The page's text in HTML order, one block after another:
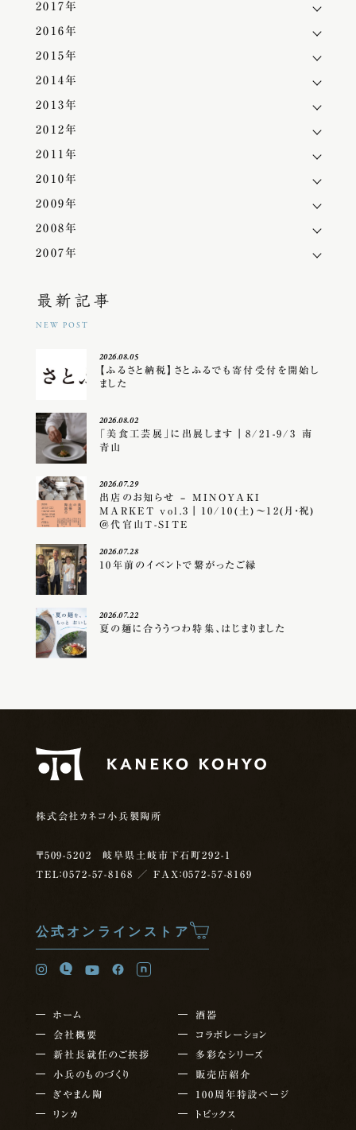
2017年
2016年
2015年
2014年
2013年
2012年
2011年
2010年
2009年
2008年
2007年
最新記事
NEW POST
2026.08.05
【ふるさと納税】さとふるでも寄付受付を開始し
ました
2026.08.02
「美食工芸展」に出展します｜8/21-9/3 南
青山
2026.07.29
出店のお知らせ – MINOYAKI
MARKET vol.3｜10/10(土)〜12(月・祝)
＠代官山T-SITE
2026.07.28
10年前のイベントで繋がったご縁
2026.07.22
夏の麺に合ううつわ特集、はじまりました
株式会社カネコ小兵製陶所
〒509-5202 岐阜県土岐市下石町292-1
TEL：0572-57-8168
／ FAX：0572-57-8169
公式オンラインストア
ホーム
会社概要
新社長就任のご挨拶
小兵のものづくり
ぎやまん陶
リンカ
酒器
コラボレーション
多彩なシリーズ
販売店紹介
100周年特設ページ
トピックス